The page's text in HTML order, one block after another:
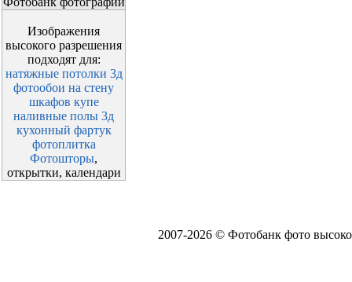
Изображения
высокого разрешения
подходят для:
натяжные потолки 3д
фотообои на стену
шкафов купе
наливные полы 3д
кухонный фартук
фотоплитка
Фотошторы,
открытки, календари
2007-2026 © Фотобанк фото